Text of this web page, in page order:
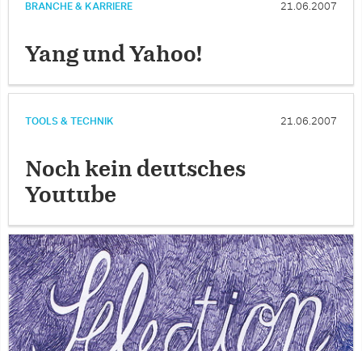
BRANCHE & KARRIERE 21.06.2007
Yang und Yahoo!
TOOLS & TECHNIK 21.06.2007
Noch kein deutsches
Youtube